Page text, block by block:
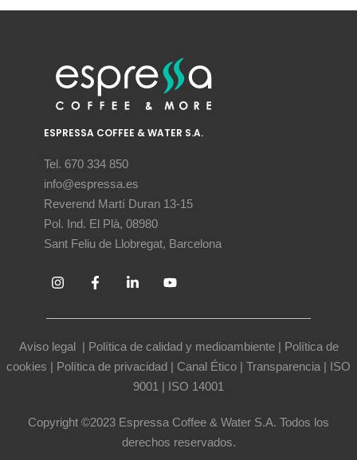
ESPRESSA COFFEE & WATER S.A.
Tel. 670 334 850
info@espressa.es
Reverend Martí Duran 13-15
Pol. Ind. El Plà, 08980
Sant Feliu de Llobregat, Barcelona
Aviso legal | Política de calidad y medioambiente| Política de
cookies | Política de privacidad | Canal Ético | Transparencia | ISO
9001 | ISO 14001
Copyright ©2023 Espressa Coffee & Water S.A. Todos los
derechos reservados.